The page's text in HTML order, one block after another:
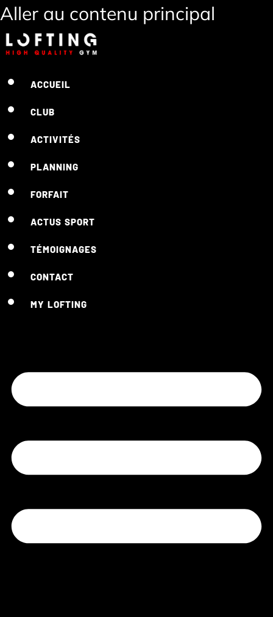
Aller au contenu principal
ACCUEIL
CLUB
ACTIVITÉS
PLANNING
FORFAIT
ACTUS SPORT
TÉMOIGNAGES
CONTACT
MY LOFTING